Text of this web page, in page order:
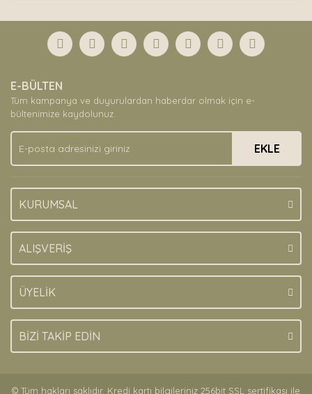
Yorum Yaz
formunu kullanarak tarafımıza iletebilirsiniz.
Görüş ve önerileriniz için teşekkür ederiz.
Ürün açıklamasında eksik bilgiler bulunuyor.
Ürün bilgilerinde hatalar bulunuyor.
Ürün fiyatı diğer sitelerden daha pahalı.
Bu ürüne benzer farklı alternatifler olmalı.
E-BÜLTEN
Tüm kampanya ve duyurulardan haberdar olmak için e-
bültenimize kaydolunuz.
EKLE
KURUMSAL
ALIŞVERİŞ
ÜYELİK
BİZİ TAKİP EDİN
© Tüm hakları saklıdır. Kredi kartı bilgileriniz 256bit SSL sertifikası ile